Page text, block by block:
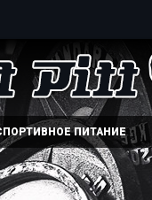
ПИТАНИЕ